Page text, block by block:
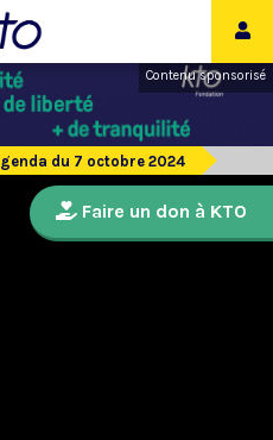
Contenu sponsorisé
du 7 octobre 2024
Faire un don à KTO